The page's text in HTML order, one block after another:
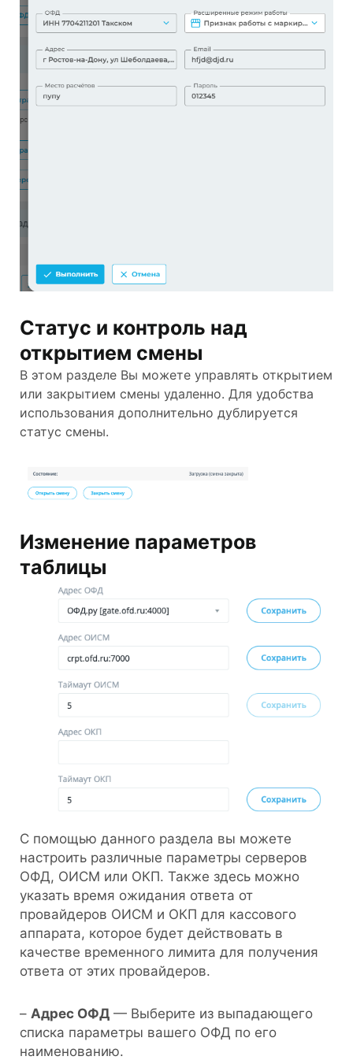
Статус и контроль над
открытием смены
В этом разделе Вы можете управлять открытием
или закрытием смены удаленно. Для удобства
использования дополнительно дублируется
статус смены.
Изменение параметров
таблицы
С помощью данного раздела вы можете
настроить различные параметры серверов
ОФД, ОИСМ или ОКП. Также здесь можно
указать время ожидания ответа от
провайдеров ОИСМ и ОКП для кассового
аппарата, которое будет действовать в
качестве временного лимита для получения
ответа от этих провайдеров.
– Адрес ОФД — Выберите из выпадающего
списка параметры вашего ОФД по его
наименованию.